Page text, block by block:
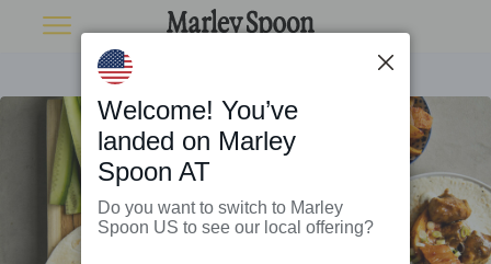
Welcome! You’ve
landed on Marley
Spoon AT
Do you want to switch to Marley
Spoon US to see our local offering?